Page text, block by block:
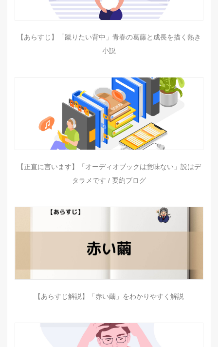
【あらすじ】「蹴りたい背中」青春の葛藤と成長を描く熱き
小説
【正直に言います】「オーディオブックは意味ない」説はデ
タラメです / 要約ブログ
【あらすじ解説】「赤い繭」をわかりやすく解説